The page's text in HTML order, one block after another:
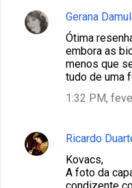
i
Gerana
Ótima
embora as
menos que
tudo de uma
1:32 PM,
Ricardo
Kovacs,
A foto da
condizente